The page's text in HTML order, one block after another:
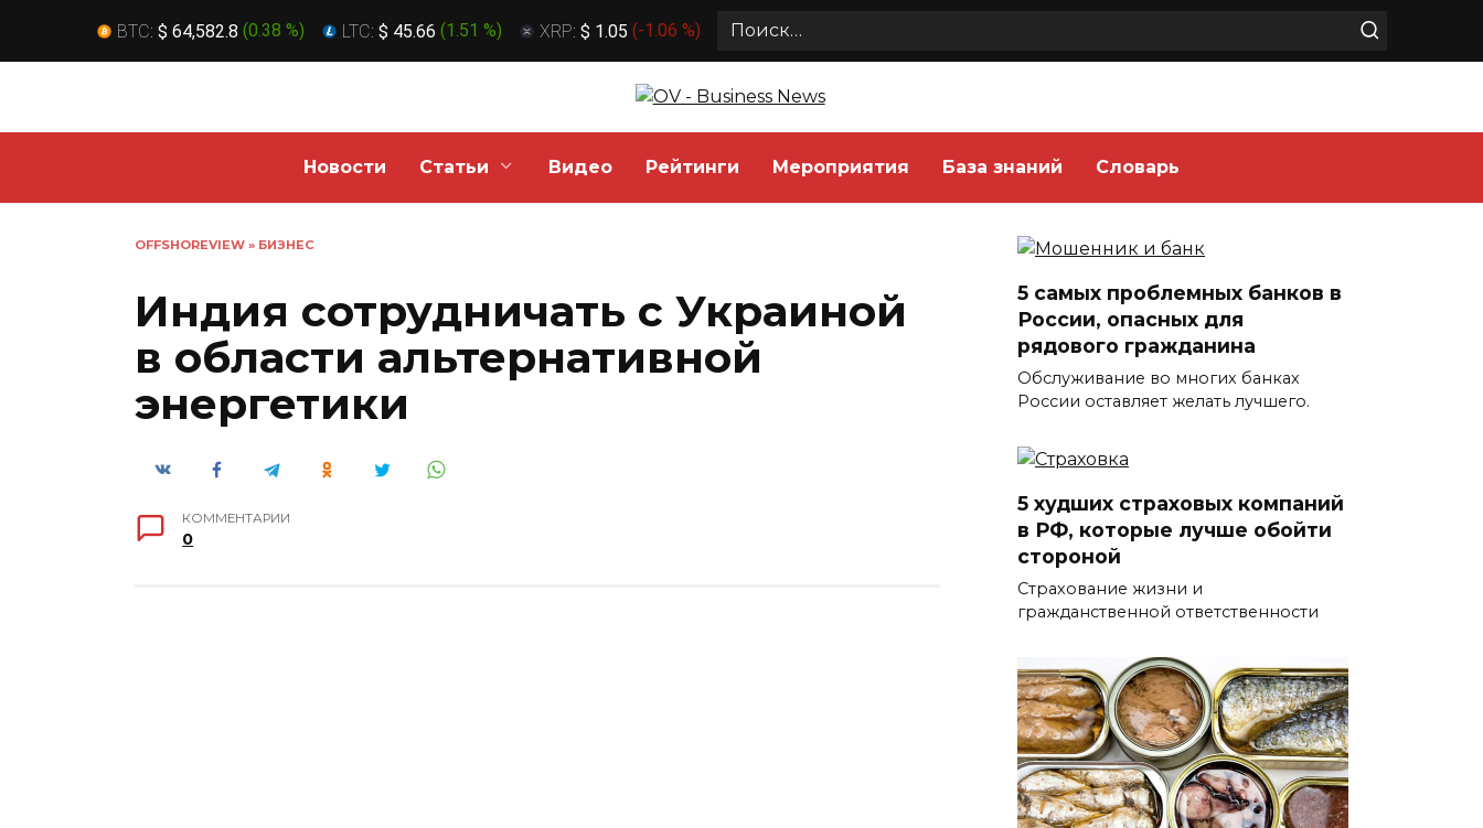
BTC: $ 64,582.8 (0.38 %) LTC: $ 45.66 (1.51 %) XRP: $ 1.05 (-1.06 %)
Search
Новости
Статьи Видео Рейтинги Мероприятия База знаний Словарь
OFFSHOREVIEW » БИЗНЕС
Индия сотрудничать с Украиной
в области альтернативной
энергетики
КОММЕНТАРИИ
0
5 самых проблемных банков в
России, опасных для
рядового гражданина
Обслуживание во многих банках
России оставляет желать лучшего.
5 худших страховых компаний
в РФ, которые лучше обойти
стороной
Страхование жизни и
гражданственной ответственности